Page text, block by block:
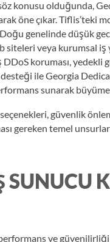
konusu olduğunda,
öne çıkar. Tiflis’teki
genelinde düşük
veya kurumsal
koruması, yedekli
ile Georgia
sunarak
güvenlik
gereken temel
SUNUCU
ve